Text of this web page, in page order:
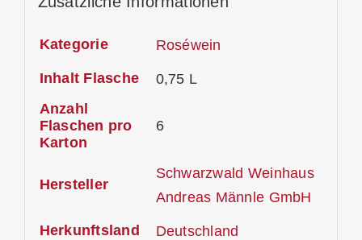
Kategorie Roséwein
Inhalt Flasche
0,75 L
Anzahl
Flaschen pro
Karton
6
Hersteller
Schwarzwald Weinhaus
Andreas Männle GmbH
Herkunftsland Deutschland